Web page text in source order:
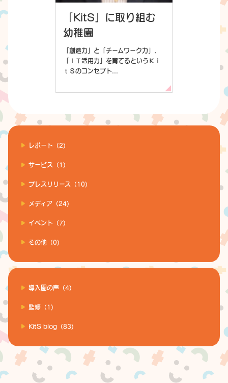
「KitS」に取り組む
幼稚園
「創造力」と「チームワーク力」、
「ＩＴ活用力」を育てるというＫｉ
ｔＳのコンセプト...
レポート（2)
サービス（1)
プレスリリース（10)
メディア（24)
イベント（7)
その他（0)
導入園の声（4)
監修（1)
KitS blog（83)